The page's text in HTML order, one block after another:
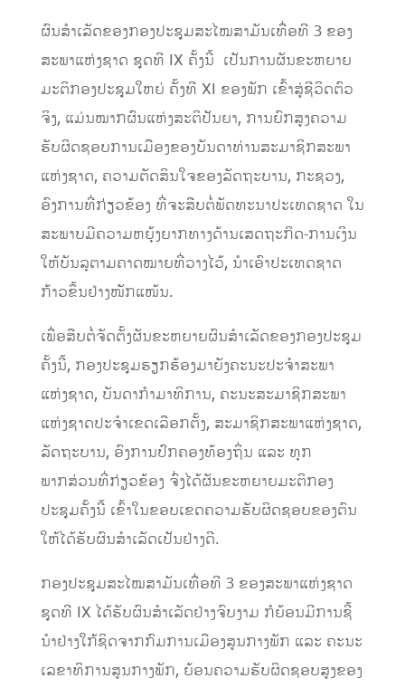
ຜົນສໍາເລັດຂອງກອງປະຊຸມສະໄໝສາມັນເທື່ອທີ 3 ຂອງ
ສະພາແຫ່ງຊາດ ຊຸດທີ IX ຄັ້ງນີ້ ເປັນການຜັນຂະຫຍາຍ
ມະຕິກອງປະຊຸມໃຫຍ່ ຄັ້ງທີ XI ຂອງພັກ ເຂົ້າສູ່ຊີວິດຕົວ
ຈິງ, ແມ່ນໝາກຜົນແຫ່ງສະຕິປັນຍາ, ການຍົກສູງຄວາມ
ຮັບຜິດຊອບການເມືອງຂອງບັນດາທ່ານສະມາຊິກສະພາ
ແຫ່ງຊາດ, ຄວາມຕັດສິນໃຈຂອງລັດຖະບານ, ກະຊວງ,
ອົງການທີ່ກ່ຽວຂ້ອງ ທີ່ຈະສືບຕໍ່ພັດທະນາປະເທດຊາດ ໃນ
ສະພາບມີຄວາມຫຍຸ້ງຍາກທາງດ້ານເສດຖະກິດ-ການເງິນ
ໃຫ້ບັນລຸຕາມຄາດໝາຍທີ່ວາງໄວ້, ນໍາເອົາປະເທດຊາດ
ກ້າວຂຶ້ນຢ່າງໜັກແໜ້ນ.
ເພື່ອສືບຕໍ່ຈັດຕັ້ງຜັນຂະຫຍາຍຜົນສໍາເລັດຂອງກອງປະຊຸມ
ຄັ້ງນີ້, ກອງປະຊຸມຮຽກຮ້ອງມາຍັງຄະນະປະຈໍາສະພາ
ແຫ່ງຊາດ, ບັນດາກໍາມາທິການ, ຄະນະສະມາຊິກສະພາ
ແຫ່ງຊາດປະຈໍາເຂດເລືອກຕັ້ງ, ສະມາຊິກສະພາແຫ່ງຊາດ,
ລັດຖະບານ, ອົງການປົກຄອງທ້ອງຖິ່ນ ແລະ ທຸກ
ພາກສ່ວນທີ່ກ່ຽວຂ້ອງ ຈົ່ງໄດ້ຜັນຂະຫຍາຍມະຕິກອງ
ປະຊຸມຄັ້ງນີ້ ເຂົ້າໃນຂອບເຂດຄວາມຮັບຜິດຊອບຂອງຕົນ
ໃຫ້ໄດ້ຮັບຜົນສໍາເລັດເປັນຢ່າງດີ.
ກອງປະຊຸມສະໄໝສາມັນເທື່ອທີ 3 ຂອງສະພາແຫ່ງຊາດ
ຊຸດທີ IX ໄດ້ຮັບຜົນສໍາເລັດຢ່າງຈົບງາມ ກໍຍ້ອນມີການຊີ້
ນໍາຢ່າງໃກ້ຊິດຈາກກົມການເມືອງສູນກາງພັກ ແລະ ຄະນະ
ເລຂາທິການສູນກາງພັກ, ຍ້ອນຄວາມຮັບຜິດຊອບສູງຂອງ